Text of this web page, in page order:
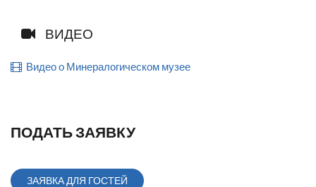
ВИДЕО
Видео о Минералогическом музее
ПОДАТЬ ЗАЯВКУ
ЗАЯВКА ДЛЯ ГОСТЕЙ